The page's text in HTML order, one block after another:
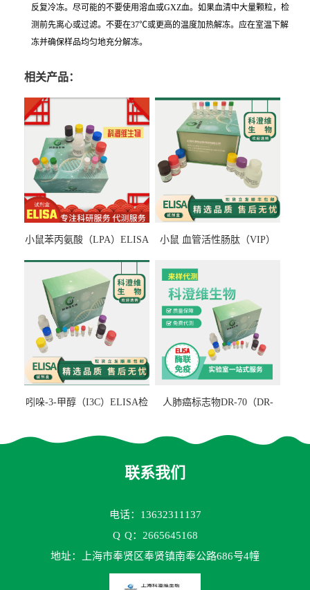
反复冷冻。尽可能的不要使用溶血或GXZ血。如果血清中大量颗粒，检
测前先离心或过滤。不要在37℃或更高的温度加热解冻。应在室温下解
冻并确保样品均匀地充分解冻。
相关产品：
小鼠苯丙氨酸（LPA）ELISA
小鼠 血管活性肠肽（VIP）
吲哚-3-甲醇（I3C）ELISA检
人肺癌标志物DR-70（DR-
联系我们
电话：13632311137
Q Q：2665645168
地址：上海市奉贤区奉贤镇南奉公路686号4幢